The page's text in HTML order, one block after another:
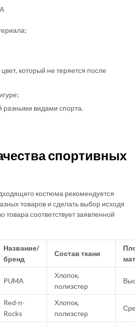
который не теряется после
разными видами спорта.
спортивных
костюма рекомендуется
товаров и сделать выбор исходя
товара соответствует заявленной
Название/
бренд
Состав ткани
PUMA
Хлопок,
полиэстер
Red-n-
Rocks
Хлопок,
полиэстер